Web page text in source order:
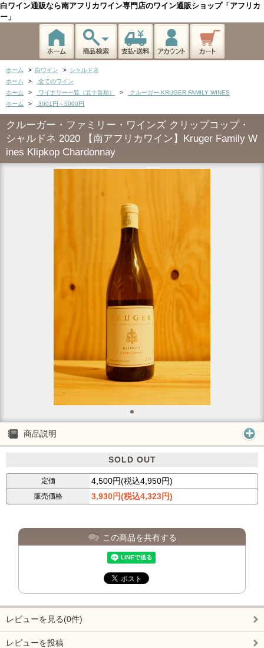
白ワイン通販なら南アフリカワイン専門店のワイン通販ショップ「アフリカ
ー」
ホーム > 白ワイン > シャルドネ
ホーム
>
全てのワイン
ホーム
> ワイナリー一覧（五十音順） >
クルーガー KRUGER FAMILY WINES
ホーム
> 3001円～5000円
クルーガー・ファミリー・ワインズ クリップコップ・
シャルドネ 2020 【南アフリカワイン】Kruger Family W
ines Klipkop Chardonnay
商品説明
SOLD OUT
定価 4,500円(税込4,950円)
販売価格 3,930円(税込4,323円)
この商品を共有する
レビューを見る(0件)
レビューを投稿